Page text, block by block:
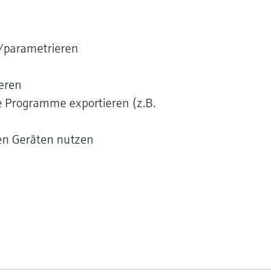
parametrieren
exportieren (z.B.
Geräten nutzen